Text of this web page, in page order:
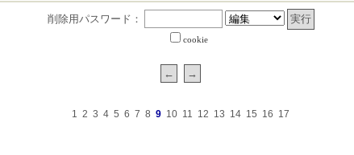
削除用パスワード：
cookie
1 2 3 4 5 6 7 8 9 10 11 12 13 14 15 16 17